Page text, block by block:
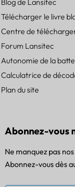
Blog de Lansitec
Télécharger le livre
Centre de
Forum Lansitec
Autonomie de la
Calculatrice de
Plan du site
Abonnez-vous
Ne manquez pas
Abonnez-vous dès